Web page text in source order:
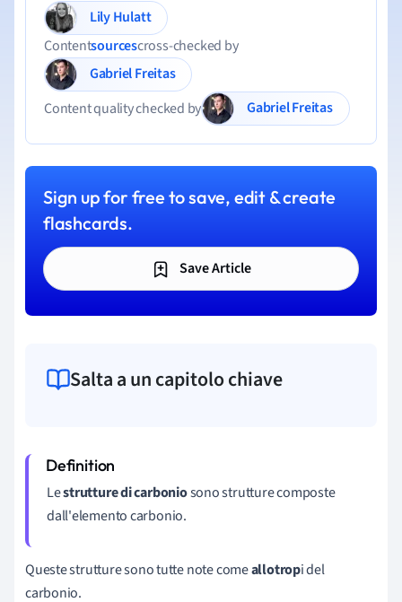
Lily Hulatt
Contentsourcescross-checked by
Gabriel Freitas
Content quality checked by
Gabriel Freitas
Sign up for free to save, edit & create
flashcards.
Save Article
Salta a un capitolo chiave
Lestrutture di carboniosono strutture composte
dall'elemento carbonio.
Queste strutture sono tutte note comeallotropi del
carbonio.